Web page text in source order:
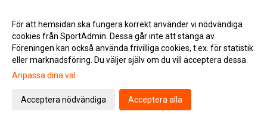
Gå till Webbversion
För att hemsidan ska fungera korrekt använder vi nödvändiga
cookies från SportAdmin. Dessa går inte att stänga av.
Föreningen kan också använda frivilliga cookies, t.ex. för statistik
eller marknadsföring. Du väljer själv om du vill acceptera dessa.
Anpassa dina val
Acceptera nödvändiga Acceptera alla